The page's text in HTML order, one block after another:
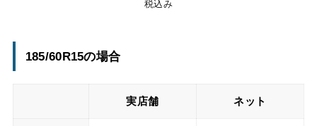
税込み
185/60R15の場合
実店舗 ネット